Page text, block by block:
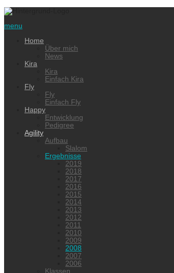
menu
Home
Über mich
News
Kira
Kira
Einfach Kira
Fly
Fly
Einfach Fly
Happy
Entwicklung
Pedigree
Agility
Aufbau
Slalom
Ergebnisse
2019
2018
2017
2016
2015
2014
2013
2012
2011
2010
2009
2008
2007
2006
Klassen